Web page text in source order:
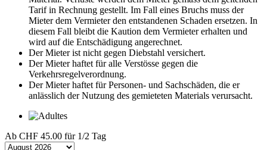
Tarif in Rechnung gestellt. Im Fall eines Bruchs muss der
Mieter dem Vermieter den entstandenen Schaden ersetzen. In
diesem Fall bleibt die Kaution dem Vermieter erhalten und
wird auf die Entschädigung angerechnet.
Der Mieter ist nicht gegen Diebstahl versichert.
Der Mieter haftet für alle Verstösse gegen die
Verkehrsregelverordnung.
Der Mieter haftet für Personen- und Sachschäden, die er
anlässlich der Nutzung des gemieteten Materials verursacht.
Ab CHF 45.00 für 1/2 Tag